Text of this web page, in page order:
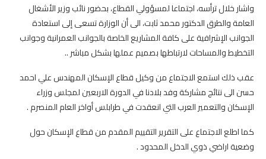
واشار خلال ترأسه، اجتماعا لمسؤولي القطاع، بحضور نائب وزير الأشغال
العامة والطرق الدكتور محمد ثابت، الى أن الوزارة تسعى إلى استعادة
الجوانب الإشرافية على كافة المشاريع الخاصة بالجوانب العمرانية وجوانب
التخطيط والمساحات لارتباطها بصميم عملها بشكل مباشر ..
عقب ذلك استمع الاجتماع من وكيل قطاع الإسكان المهندس علي احمد
حسن الى نتائج مشاركة وفد بلادنا في الدورة الاربعين لمجلس وزراء
الإسكان والتعمير العرب التي انعقدت في طرابلس أواخر العام المنصرم .
كما اطلع الاجتماع على التقرير التقييم المقدم من قطاع الإسكان حول
وضعية اراضي ذوي الدخل المحدود .